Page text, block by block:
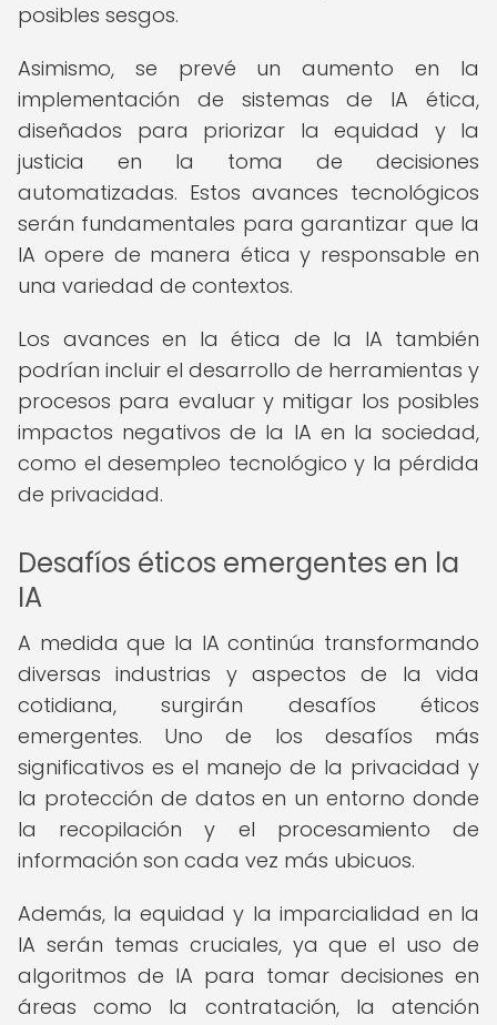
posibles sesgos.
Asimismo, se prevé un aumento en la
implementación de sistemas de IA ética,
diseñados para priorizar la equidad y la
justicia en la toma de decisiones
automatizadas. Estos avances tecnológicos
serán fundamentales para garantizar que la
IA opere de manera ética y responsable en
una variedad de contextos.
Los avances en la ética de la IA también
podrían incluir el desarrollo de herramientas y
procesos para evaluar y mitigar los posibles
impactos negativos de la IA en la sociedad,
como el desempleo tecnológico y la pérdida
de privacidad.
Desafíos éticos emergentes en la
IA
A medida que la IA continúa transformando
diversas industrias y aspectos de la vida
cotidiana, surgirán desafíos éticos
emergentes. Uno de los desafíos más
significativos es el manejo de la privacidad y
la protección de datos en un entorno donde
la recopilación y el procesamiento de
información son cada vez más ubicuos.
Además, la equidad y la imparcialidad en la
IA serán temas cruciales, ya que el uso de
algoritmos de IA para tomar decisiones en
áreas como la contratación, la atención